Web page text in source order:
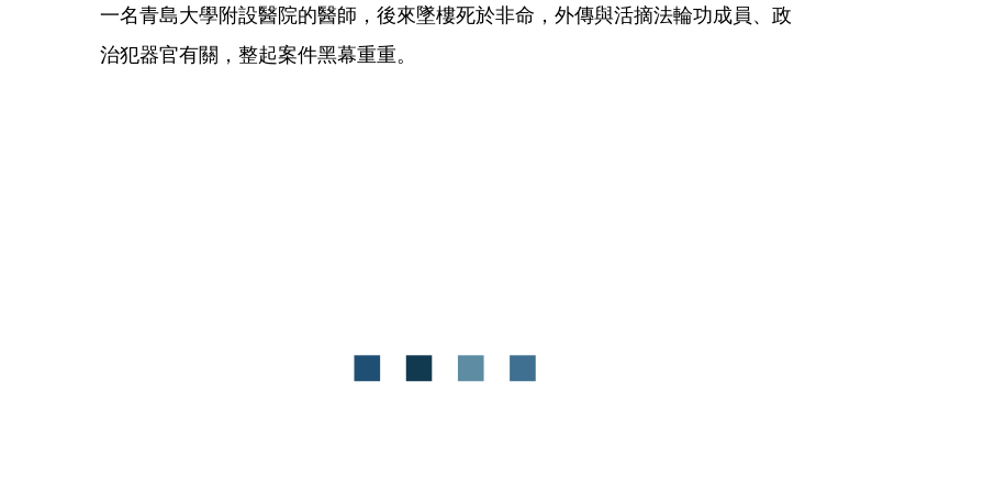
一名青島大學附設醫院的醫師，後來墜樓死於非命，外傳與活摘法輪功成員、政
治犯器官有關，整起案件黑幕重重。